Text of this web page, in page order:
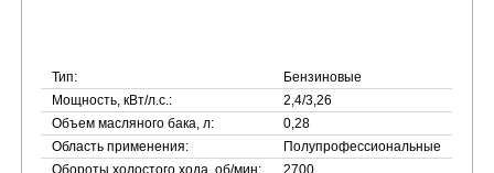
Тип:
Бензиновые
Мощность, кВт/л.с.:
2,4/3,26
Объем масляного бака, л:
0,28
Область применения:
Полупрофессиональные
Обороты холостого хода, об/мин:
2700